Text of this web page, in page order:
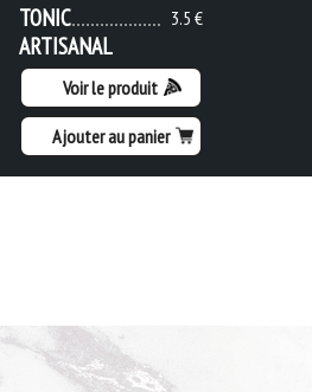
3.5 €
TONIC
ARTISANAL
Voir le produit
Ajouter au panier